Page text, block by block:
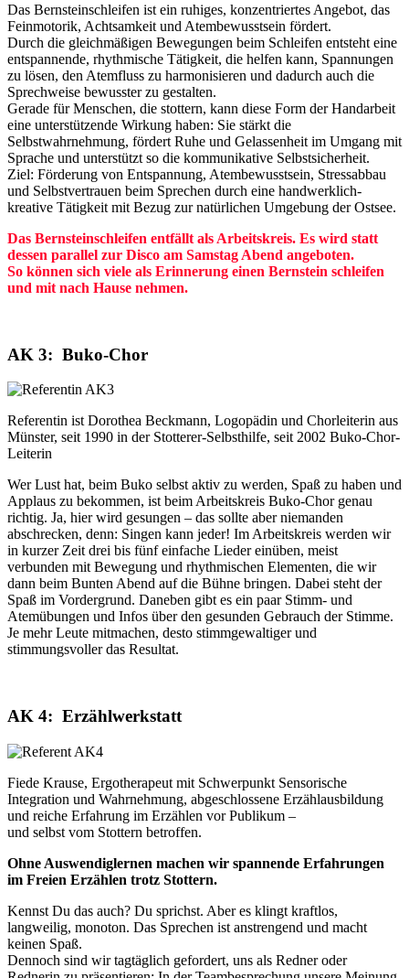
Das Bernsteinschleifen ist ein ruhiges, konzentriertes Angebot, das
Feinmotorik, Achtsamkeit und Atembewusstsein fördert.
Durch die gleichmäßigen Bewegungen beim Schleifen entsteht eine
entspannende, rhythmische Tätigkeit, die helfen kann, Spannungen
zu lösen, den Atemfluss zu harmonisieren und dadurch auch die
Sprechweise bewusster zu gestalten.
Gerade für Menschen, die stottern, kann diese Form der Handarbeit
eine unterstützende Wirkung haben: Sie stärkt die
Selbstwahrnehmung, fördert Ruhe und Gelassenheit im Umgang mit
Sprache und unterstützt so die kommunikative Selbstsicherheit.
Ziel: Förderung von Entspannung, Atembewusstsein, Stressabbau
und Selbstvertrauen beim Sprechen durch eine handwerklich-
kreative Tätigkeit mit Bezug zur natürlichen Umgebung der Ostsee.
Das Bernsteinschleifen entfällt als Arbeitskreis. Es wird statt
dessen parallel zur Disco am Samstag Abend angeboten.
So können sich viele als Erinnerung einen Bernstein schleifen
und mit nach Hause nehmen.
AK 3: Buko-Chor
Referentin ist Dorothea Beckmann, Logopädin und Chorleiterin aus
Münster, seit 1990 in der Stotterer-Selbsthilfe, seit 2002 Buko-Chor-
Leiterin
Wer Lust hat, beim Buko selbst aktiv zu werden, Spaß zu haben und
Applaus zu bekommen, ist beim Arbeitskreis Buko-Chor genau
richtig. Ja, hier wird gesungen – das sollte aber niemanden
abschrecken, denn: Singen kann jeder! Im Arbeitskreis werden wir
in kurzer Zeit drei bis fünf einfache Lieder einüben, meist
verbunden mit Bewegung und rhythmischen Elementen, die wir
dann beim Bunten Abend auf die Bühne bringen. Dabei steht der
Spaß im Vordergrund. Daneben gibt es ein paar Stimm- und
Atemübungen und Infos über den gesunden Gebrauch der Stimme.
Je mehr Leute mitmachen, desto stimmgewaltiger und
stimmungsvoller das Resultat.
AK 4: Erzählwerkstatt
Fiede Krause, Ergotherapeut mit Schwerpunkt Sensorische
Integration und Wahrnehmung, abgeschlossene Erzählausbildung
und reiche Erfahrung im Erzählen vor Publikum –
und selbst vom Stottern betroffen.
Ohne Auswendiglernen machen wir spannende Erfahrungen
im Freien Erzählen trotz Stottern.
Kennst Du das auch? Du sprichst. Aber es klingt kraftlos,
langweilig, monoton. Das Sprechen ist anstrengend und macht
keinen Spaß.
Dennoch sind wir tagtäglich gefordert, uns als Redner oder